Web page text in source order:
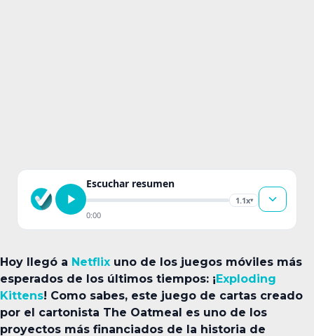
Escuchar resumen
1.1x▾
0:00
Hoy llegó a Netflix uno de los juegos móviles más
esperados de los últimos tiempos: ¡Exploding
Kittens! Como sabes, este juego de cartas creado
por el cartonista The Oatmeal es uno de los
proyectos más financiados de la historia de